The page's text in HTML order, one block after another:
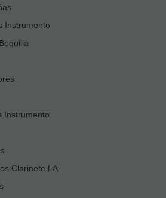
Instrumento
Instrumento
Clarinete LA